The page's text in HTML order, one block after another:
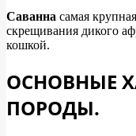
Саванна самая
скрещивания дикого
кошкой.
ОСНОВНЫЕ
ПОРОДЫ.